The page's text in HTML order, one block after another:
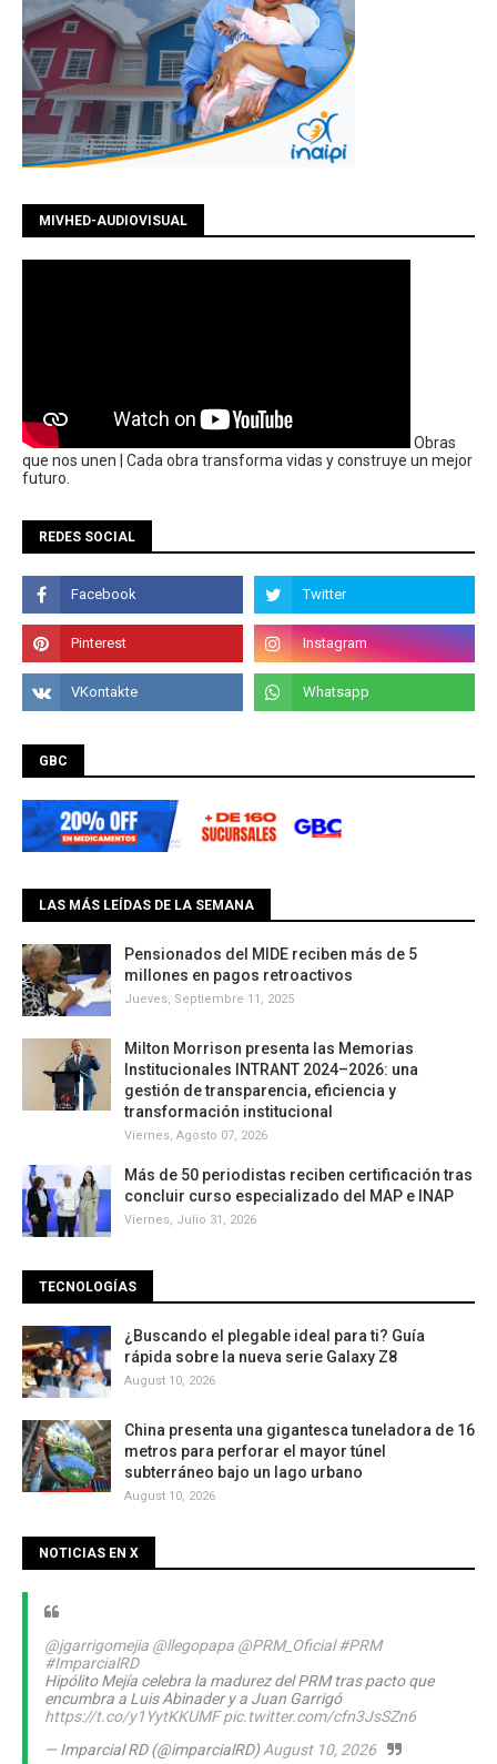
MIVHED-AUDIOVISUAL
Obras
que nos unen | Cada obra transforma vidas y construye un mejor
futuro.
REDES SOCIAL
GBC
LAS MÁS LEÍDAS DE LA SEMANA
Pensionados del MIDE reciben más de 5
millones en pagos retroactivos
Jueves, Septiembre 11, 2025
Milton Morrison presenta las Memorias
Institucionales INTRANT 2024–2026: una
gestión de transparencia, eficiencia y
transformación institucional
Viernes, Agosto 07, 2026
Más de 50 periodistas reciben certificación tras
concluir curso especializado del MAP e INAP
Viernes, Julio 31, 2026
TECNOLOGÍAS
¿Buscando el plegable ideal para ti? Guía
rápida sobre la nueva serie Galaxy Z8
August 10, 2026
China presenta una gigantesca tuneladora de 16
metros para perforar el mayor túnel
subterráneo bajo un lago urbano
August 10, 2026
NOTICIAS EN X
@jgarrigomejia @llegopapa @PRM_Oficial #PRM
#ImparcialRD
Hipólito Mejía celebra la madurez del PRM tras pacto que
encumbra a Luis Abinader y a Juan Garrigó
https://t.co/y1YytKKUMF pic.twitter.com/cfn3JsSZn6
— Imparcial RD (@imparcialRD)August 10, 2026